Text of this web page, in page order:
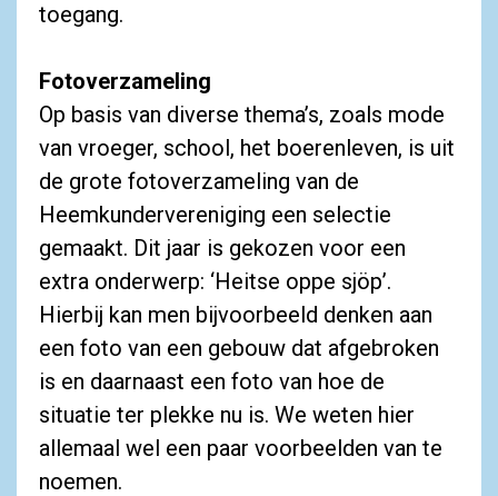
toegang.
Fotoverzameling
Op basis van diverse thema’s, zoals mode
van vroeger, school, het boerenleven, is uit
de grote fotoverzameling van de
Heemkundervereniging een selectie
gemaakt. Dit jaar is gekozen voor een
extra onderwerp: ‘Heitse oppe sjöp’.
Hierbij kan men bijvoorbeeld denken aan
een foto van een gebouw dat afgebroken
is en daarnaast een foto van hoe de
situatie ter plekke nu is. We weten hier
allemaal wel een paar voorbeelden van te
noemen.